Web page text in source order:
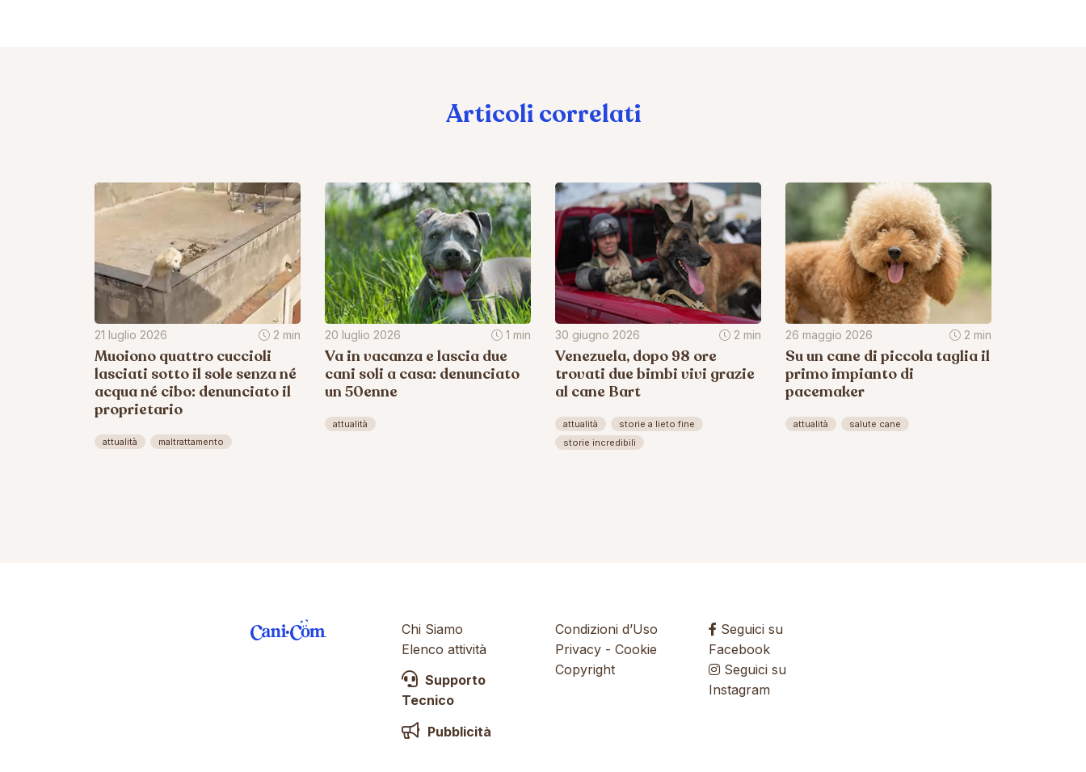
Articoli correlati
21 luglio 2026 2 min
Muoiono quattro cuccioli
lasciati sotto il sole senza né
acqua né cibo: denunciato il
proprietario
attualità maltrattamento
20 luglio 2026 1 min
Va in vacanza e lascia due
cani soli a casa: denunciato
un 50enne
attualità
30 giugno 2026 2 min
Venezuela, dopo 98 ore
trovati due bimbi vivi grazie
al cane Bart
attualità
storie a lieto fine
storie incredibili
26 maggio 2026 2 min
Su un cane di piccola taglia il
primo impianto di
pacemaker
attualità salute cane
Chi Siamo
Elenco attività
Supporto
Tecnico
Pubblicità
Condizioni d’Uso
Privacy - Cookie
Copyright
Seguici su
Facebook
Seguici su
Instagram